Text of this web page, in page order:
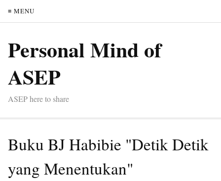
≡ MENU
Personal Mind of
ASEP
ASEP here to share
Buku BJ Habibie "Detik Detik
yang Menentukan"